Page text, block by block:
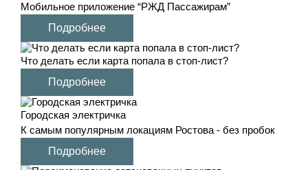
Мобильное приложение “РЖД Пассажирам”
Подробнее
Что делать если карта попала в стоп-лист?
Подробнее
Городская электричка
К самым популярным локациям Ростова - без пробок
Подробнее